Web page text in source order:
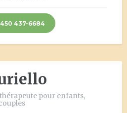
450 437-6684
pour enfants,